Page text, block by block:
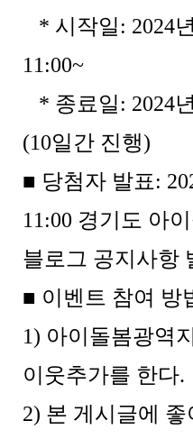
* 시작일: 2024
11:00~
* 종료일: 2024
(10일간 진행)
■ 당첨자 발표:
11:00 경기도 아
블로그 공지사항
■ 이벤트 참여 방
1) 아이돌봄광역
이웃추가를 한다.
2) 본 게시글에